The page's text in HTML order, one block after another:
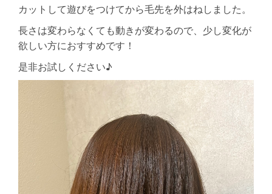
カットして遊びをつけてから毛先を外はねしました。
長さは変わらなくても動きが変わるので、少し変化が
欲しい方におすすめです！
是非お試しください♪